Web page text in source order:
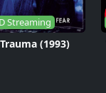
Streaming
Trauma (1993)